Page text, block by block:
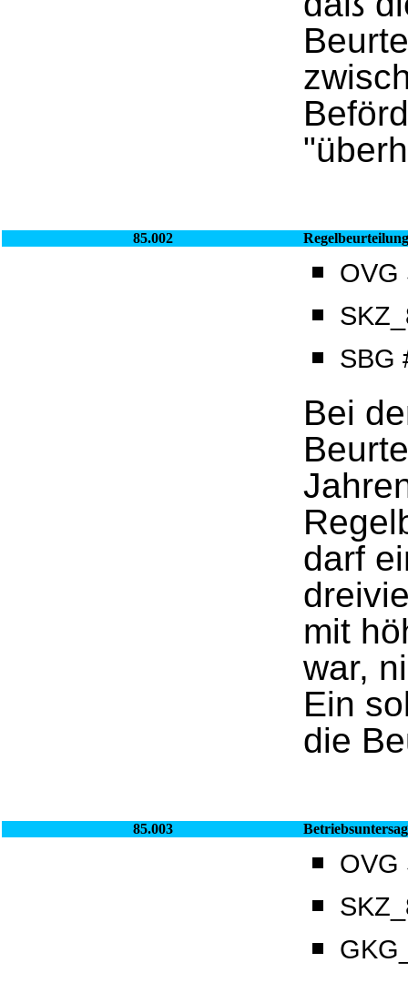
85.002 Regelbeurteilung
OVG
SBG
Bei
darf
mit
war,
Ein
die
85.003
OVG